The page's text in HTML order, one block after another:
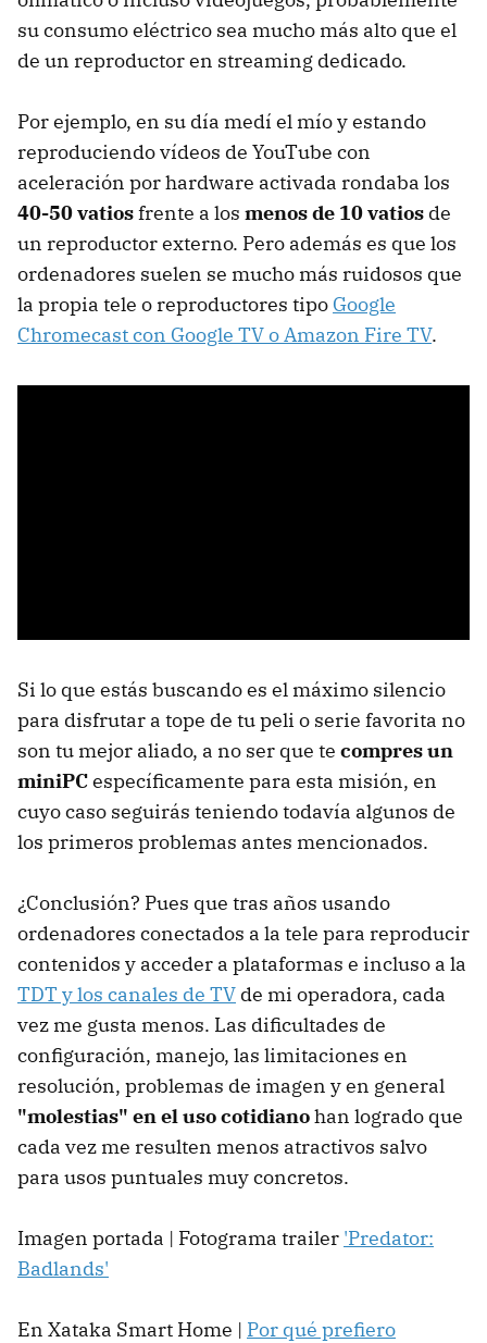
su consumo eléctrico sea mucho más alto que el
de un reproductor en streaming dedicado.
Por ejemplo, en su día medí el mío y estando
reproduciendo vídeos de YouTube con
aceleración por hardware activada rondaba los
40-50 vatiosfrente a los menos de 10 vatios de
un reproductor externo. Pero además es que los
ordenadores suelen se mucho más ruidosos que
la propia tele o reproductores tipo Google
Chromecast con Google TV o Amazon Fire TV.
Si lo que estás buscando es el máximo silencio
para disfrutar a tope de tu peli o serie favorita no
son tu mejor aliado, a no ser que te compres un
miniPCespecíficamente para esta misión, en
cuyo caso seguirás teniendo todavía algunos de
los primeros problemas antes mencionados.
¿Conclusión? Pues que tras años usando
ordenadores conectados a la tele para reproducir
contenidos y acceder a plataformas e incluso a la
TDT y los canales de TV de mi operadora, cada
vez me gusta menos. Las dificultades de
configuración, manejo, las limitaciones en
resolución, problemas de imagen y en general
"molestias" en el uso cotidianohan logrado que
cada vez me resulten menos atractivos salvo
para usos puntuales muy concretos.
Imagen portada | Fotograma trailer 'Predator:
Badlands'
En Xataka Smart Home | Por qué prefiero